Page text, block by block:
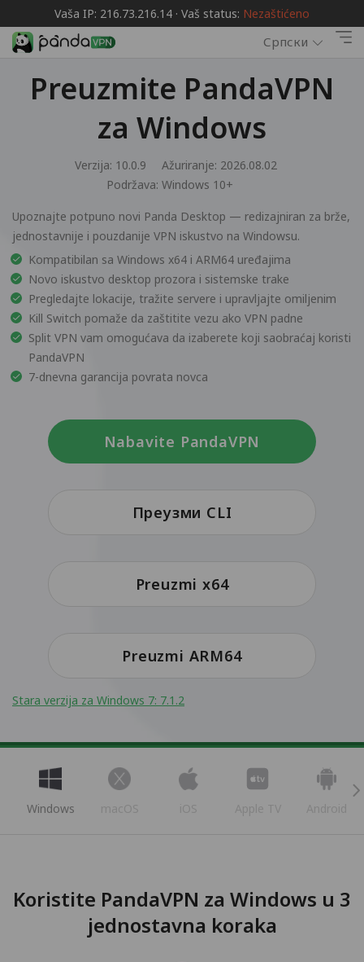
Vaša IP: 216.73.216.14 · Vaš status: Nezaštićeno
Српски
Preuzmite PandaVPN
za Windows
Verzija: 10.0.9
Ažuriranje: 2026.08.02
Podržava: Windows 10+
Upoznajte potpuno novi Panda Desktop — redizajniran za brže,
jednostavnije i pouzdanije VPN iskustvo na Windowsu.
Kompatibilan sa Windows x64 i ARM64 uređajima
Novo iskustvo desktop prozora i sistemske trake
Pregledajte lokacije, tražite servere i upravljajte omiljenim
Kill Switch pomaže da zaštitite vezu ako VPN padne
Split VPN vam omogućava da izaberete koji saobraćaj koristi
PandaVPN
7-dnevna garancija povrata novca
Nabavite PandaVPN
Преузми CLI
Preuzmi x64
Preuzmi ARM64
Stara verzija za Windows 7: 7.1.2
Windows macOS iOS Apple TV Android
Koristite PandaVPN za Windows u 3
jednostavna koraka